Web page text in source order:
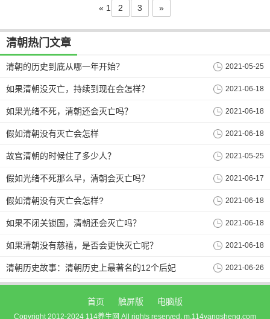
« 1 2 3 »
清朝热门文章
清朝的历史到底从哪一年开始？ 2021-05-25
如果清朝没灭亡，持续到现在会怎样？ 2021-06-18
如果光绪不死，清朝还会灭亡吗？ 2021-06-18
假如清朝没有灭亡会怎样 2021-06-18
故宫清朝的时候住了多少人？ 2021-05-25
假如光绪不死那么早，清朝会灭亡吗？ 2021-06-17
假如清朝没有灭亡会怎样? 2021-06-18
如果不闭关锁国，清朝还会灭亡吗？ 2021-06-18
如果清朝没有慈禧，是否会更快灭亡呢？ 2021-06-18
清朝历史故事：清朝历史上最著名的12个后妃 2021-06-26
首页 触屏版 电脑版
Copyright 2012-2024 114养生网 All rights reserved. m.114yangsheng.com